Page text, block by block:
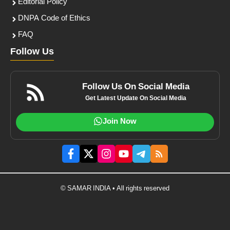
Editorial Policy
DNPA Code of Ethics
FAQ
Follow Us
Follow Us On Social Media
Get Latest Update On Social Media
Join Now
© SAMAR INDIA • All rights reserved